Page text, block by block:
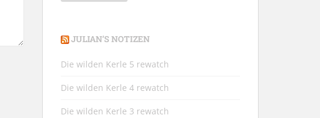
JULIAN’S NOTIZEN
Die wilden Kerle 5 rewatch
Die wilden Kerle 4 rewatch
Die wilden Kerle 3 rewatch